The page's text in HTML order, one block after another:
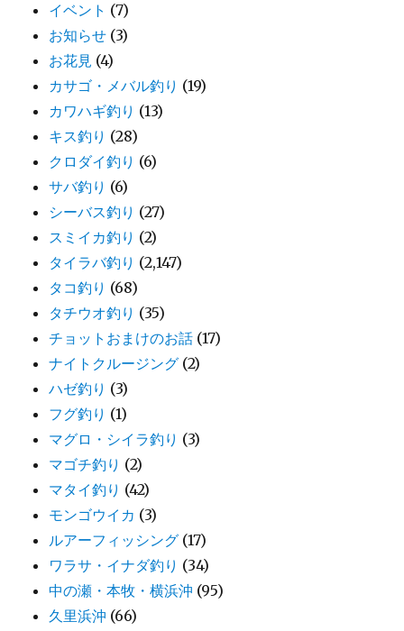
イベント (7)
お知らせ (3)
お花見 (4)
カサゴ・メバル釣り (19)
カワハギ釣り (13)
キス釣り (28)
クロダイ釣り (6)
サバ釣り (6)
シーバス釣り (27)
スミイカ釣り (2)
タイラバ釣り (2,147)
タコ釣り (68)
タチウオ釣り (35)
チョットおまけのお話 (17)
ナイトクルージング (2)
ハゼ釣り (3)
フグ釣り (1)
マグロ・シイラ釣り (3)
マゴチ釣り (2)
マタイ釣り (42)
モンゴウイカ (3)
ルアーフィッシング (17)
ワラサ・イナダ釣り (34)
中の瀬・本牧・横浜沖 (95)
久里浜沖 (66)